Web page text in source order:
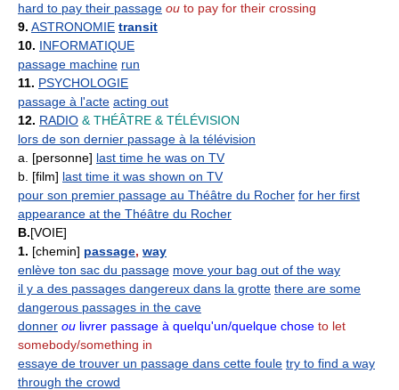
hard to pay their passage ou to pay for their crossing
9. ASTRONOMIE transit
10. INFORMATIQUE
passage machine run
11. PSYCHOLOGIE
passage à l'acte acting out
12. RADIO & THÉÂTRE & TÉLÉVISION
lors de son dernier passage à la télévision
a. [personne] last time he was on TV
b. [film] last time it was shown on TV
pour son premier passage au Théâtre du Rocher for her first
appearance at the Théâtre du Rocher
B.[VOIE]
1. [chemin] passage, way
enlève ton sac du passage move your bag out of the way
il y a des passages dangereux dans la grotte there are some
dangerous passages in the cave
donner ou livrer passage à quelqu'un/quelque chose to let
somebody/something in
essaye de trouver un passage dans cette foule try to find a way
through the crowd